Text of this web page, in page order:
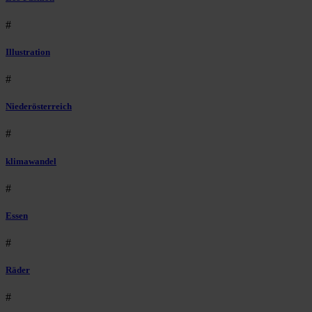
#
Illustration
#
Niederösterreich
#
klimawandel
#
Essen
#
Räder
#